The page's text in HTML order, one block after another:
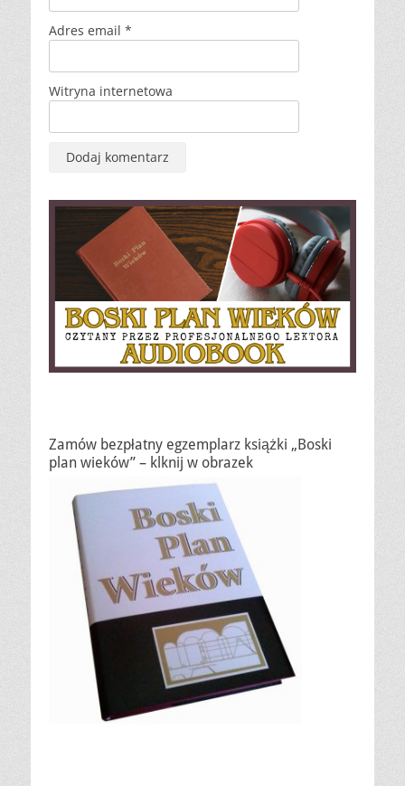
Adres email *
Witryna internetowa
Zamów bezpłatny egzemplarz książki „Boski
plan wieków” – klknij w obrazek